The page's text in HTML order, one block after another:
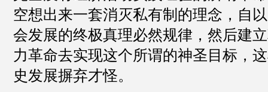
空想出来一套消灭私有制的理念，自
会发展的终极真理必然规律，然后建
力革命去实现这个所谓的神圣目标，
史发展摒弃才怪。